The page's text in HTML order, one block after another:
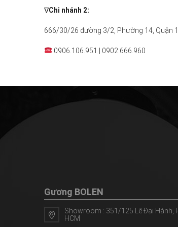
∇Chi nhánh 2:
666/30/26 đường 3/2, Phường 14, Quận
0906.106.951 | 0902.666.960
Gương BOLEN
Showroom : 351/125 Lê Đại Hành,
HCM